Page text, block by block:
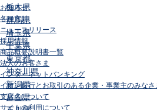
栃木県
群馬県
埼玉県
千葉県
東京都
神奈川県
新潟県
富山県
お知らせ
各種方針
ニュースリリース
採用情報
商品概要説明書一覧
法人のお客さま
インターネットバンキング
イオン銀行とお取引のある企業・事業主のみなさ
支店名について
サイトの利用について